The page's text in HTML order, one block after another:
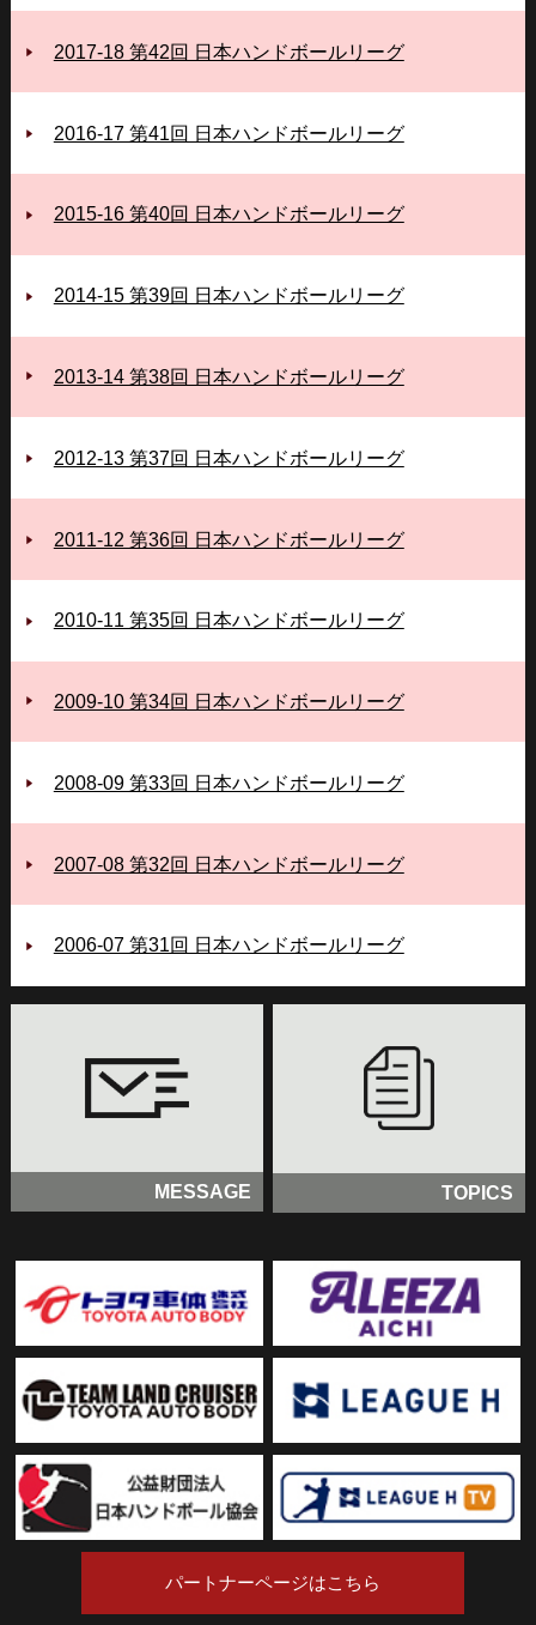
2017-18 第42回 日本ハンドボールリーグ
2016-17 第41回 日本ハンドボールリーグ
2015-16 第40回 日本ハンドボールリーグ
2014-15 第39回 日本ハンドボールリーグ
2013-14 第38回 日本ハンドボールリーグ
2012-13 第37回 日本ハンドボールリーグ
2011-12 第36回 日本ハンドボールリーグ
2010-11 第35回 日本ハンドボールリーグ
2009-10 第34回 日本ハンドボールリーグ
2008-09 第33回 日本ハンドボールリーグ
2007-08 第32回 日本ハンドボールリーグ
2006‐07 第31回 日本ハンドボールリーグ
MESSAGE TOPICS
パートナーページはこちら